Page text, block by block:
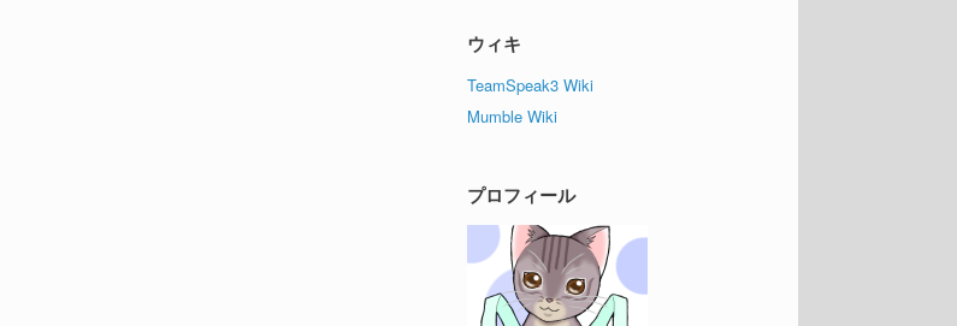
ウィキ
TeamSpeak3 Wiki
Mumble Wiki
プロフィール